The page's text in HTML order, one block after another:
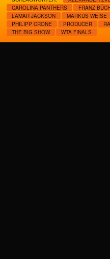
CAROLINA PANTHERS
FRANZ
LAMAR JACKSON
MARKUS WEISE
PHILIPP CRONE
PRODUCER
THE BIG SHOW
WTA FINALS